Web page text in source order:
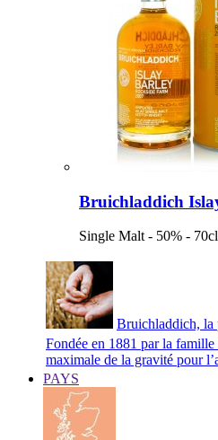
Bruichladdich
Single Malt - 50% -
Bruichladdich, la
Fondée en 1881 par la
maximale de la gravité pour
PAYS